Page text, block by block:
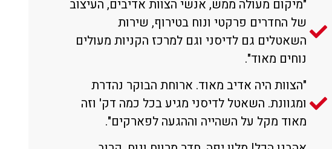
"מיקום מעולה ממש, אנשי הצוות אדיבים, העיצוב
של החדרים פרקטי ונוח בטירוף, שירות
השאטלים גם לדיסני וגם למרכז הקניות מעולים
נוחים מאוד".
"הצוות היה אדיב מאוד. ארוחת הבוקר נהדרת
ומגוונת. השאטל לדיסני מגיע בכל כמה דק' וזה
מאוד מקל על השהייה וההגעה לפארקים".